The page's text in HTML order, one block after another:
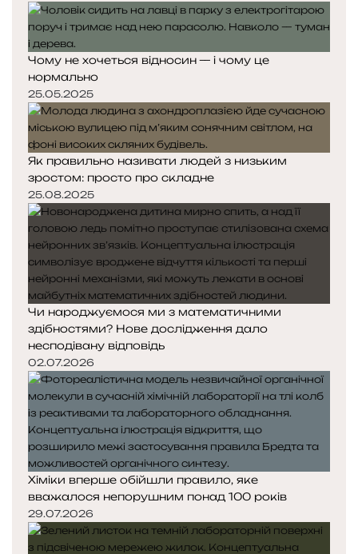
Чому не хочеться відносин — і чому це
нормально
25.05.2025
Як правильно називати людей з низьким
зростом: просто про складне
25.08.2025
Чи народжуємося ми з математичними
здібностями? Нове дослідження дало
несподівану відповідь
02.07.2026
Хіміки вперше обійшли правило, яке
вважалося непорушним понад 100 років
29.07.2026